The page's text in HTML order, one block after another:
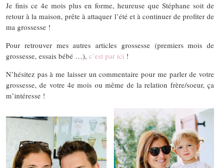
Je finis ce 4e mois plus en forme, heureuse que Stéphane soit de
retour à la maison, prête à attaquer l’été et à continuer de profiter de
ma grossesse !
Pour retrouver mes autres articles grossesse (premiers mois de
grossesse, essais bébé …), c’est par ici !
N’hésitez pas à me laisser un commentaire pour me parler de votre
grossesse, de votre 4e mois ou même de la relation frère/soeur, ça
m’intéresse !